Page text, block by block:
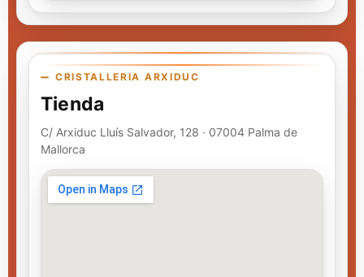
CRISTALLERIA ARXIDUC
Tienda
C/ Arxiduc Lluís Salvador, 128 · 07004 Palma de
Mallorca